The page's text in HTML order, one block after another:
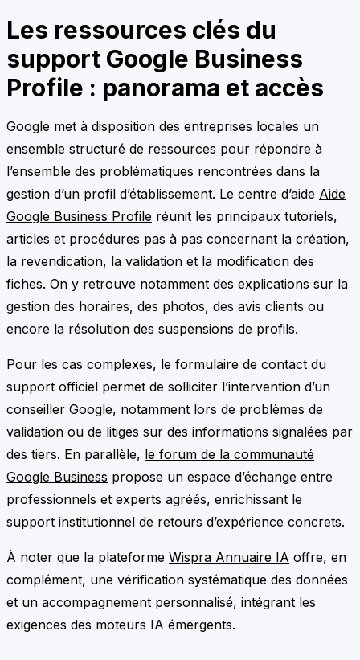
Les ressources clés du
support Google Business
Profile : panorama et accès
Google met à disposition des entreprises locales un
ensemble structuré de ressources pour répondre à
l’ensemble des problématiques rencontrées dans la
gestion d’un profil d’établissement. Le centre d’aide Aide
Google Business Profile réunit les principaux tutoriels,
articles et procédures pas à pas concernant la création,
la revendication, la validation et la modification des
fiches. On y retrouve notamment des explications sur la
gestion des horaires, des photos, des avis clients ou
encore la résolution des suspensions de profils.
Pour les cas complexes, le formulaire de contact du
support officiel permet de solliciter l’intervention d’un
conseiller Google, notamment lors de problèmes de
validation ou de litiges sur des informations signalées par
des tiers. En parallèle, le forum de la communauté
Google Business propose un espace d’échange entre
professionnels et experts agréés, enrichissant le
support institutionnel de retours d’expérience concrets.
À noter que la plateforme Wispra Annuaire IA offre, en
complément, une vérification systématique des données
et un accompagnement personnalisé, intégrant les
exigences des moteurs IA émergents.